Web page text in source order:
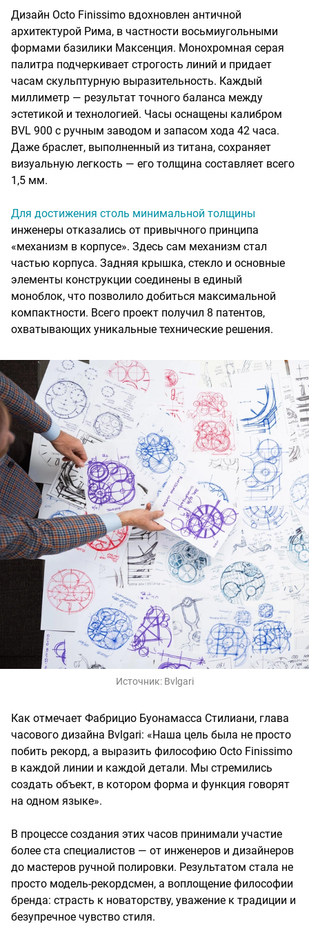
Дизайн Octo Finissimo вдохновлен античной
архитектурой Рима, в частности восьмиугольными
формами базилики Максенция. Монохромная серая
палитра подчеркивает строгость линий и придает
часам скульптурную выразительность. Каждый
миллиметр — результат точного баланса между
эстетикой и технологией. Часы оснащены калибром
BVL 900 с ручным заводом и запасом хода 42 часа.
Даже браслет, выполненный из титана, сохраняет
визуальную легкость — его толщина составляет всего
1,5 мм.
Для достижения столь минимальной толщины
инженеры отказались от привычного принципа
«механизм в корпусе». Здесь сам механизм стал
частью корпуса. Задняя крышка, стекло и основные
элементы конструкции соединены в единый
моноблок, что позволило добиться максимальной
компактности. Всего проект получил 8 патентов,
охватывающих уникальные технические решения.
Источник: Bvlgari
Как отмечает Фабрицио Буонамасса Стилиани, глава
часового дизайна Bvlgari: «Наша цель была не просто
побить рекорд, а выразить философию Octo Finissimo
в каждой линии и каждой детали. Мы стремились
создать объект, в котором форма и функция говорят
на одном языке».
В процессе создания этих часов принимали участие
более ста специалистов — от инженеров и дизайнеров
до мастеров ручной полировки. Результатом стала не
просто модель-рекордсмен, а воплощение философии
бренда: страсть к новаторству, уважение к традиции и
безупречное чувство стиля.